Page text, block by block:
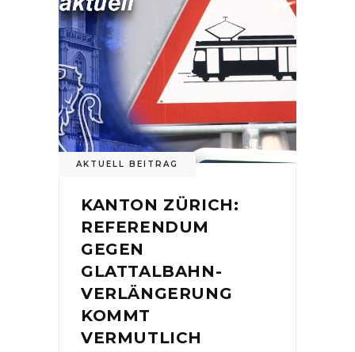
AKTUELL BEITRAG
KANTON ZÜRICH:
REFERENDUM
GEGEN
GLATTALBAHN-
VERLÄNGERUNG
KOMMT
VERMUTLICH